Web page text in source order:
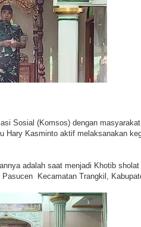
Sosial (Komsos) dengan
Hary Kasminto aktif melaksanakan
adalah saat menjadi Khotib
Kecamatan Trangkil,